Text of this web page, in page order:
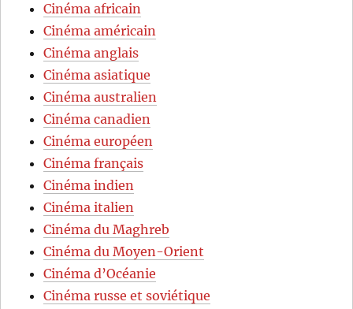
Cinéma africain
Cinéma américain
Cinéma anglais
Cinéma asiatique
Cinéma australien
Cinéma canadien
Cinéma européen
Cinéma français
Cinéma indien
Cinéma italien
Cinéma du Maghreb
Cinéma du Moyen-Orient
Cinéma d’Océanie
Cinéma russe et soviétique